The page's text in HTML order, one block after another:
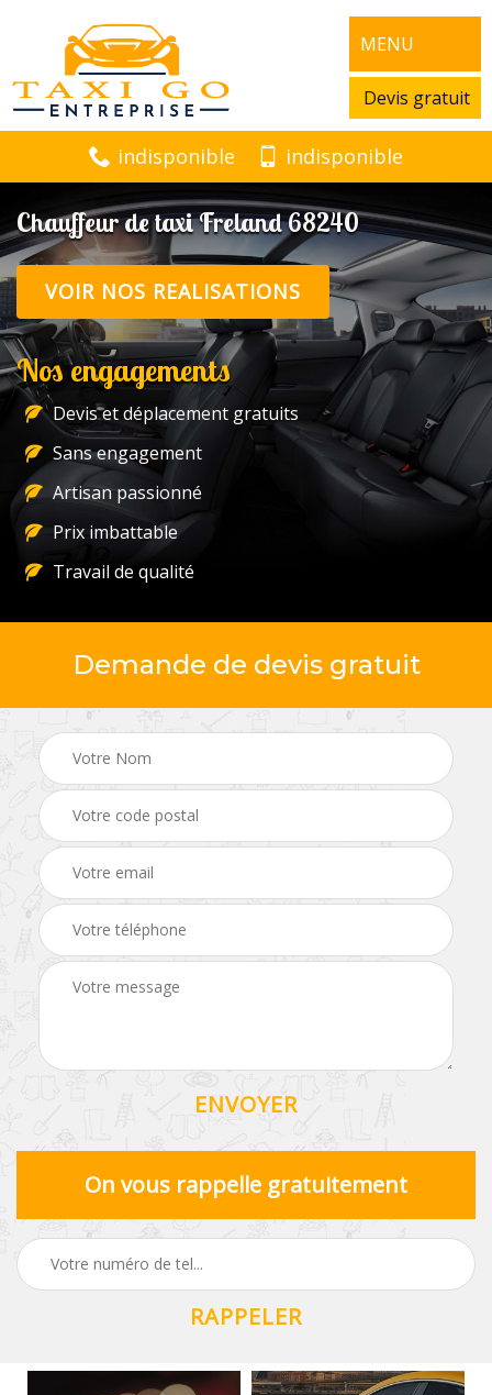
MENU
Devis gratuit
indisponible indisponible
Chauffeur de taxi Freland 68240
VOIR NOS REALISATIONS
Nos engagements
Devis et déplacement gratuits
Sans engagement
Artisan passionné
Prix imbattable
Travail de qualité
Demande de devis gratuit
On vous rappelle gratuitement